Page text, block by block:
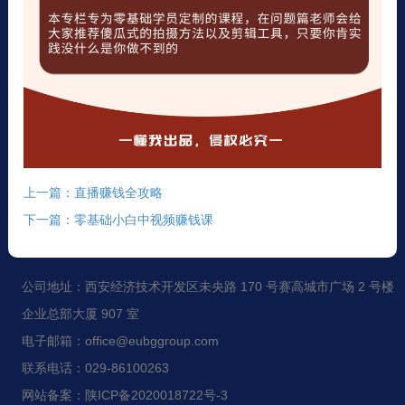
上一篇：直播赚钱全攻略
下一篇：零基础小白中视频赚钱课
公司地址：西安经济技术开发区未央路 170 号赛高城市广场 2 号楼
企业总部大厦 907 室
电子邮箱：office@eubggroup.com
联系电话：029-86100263
网站备案：陕ICP备2020018722号-3